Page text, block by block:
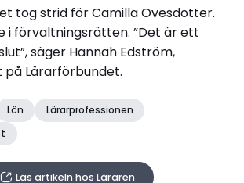
tog strid för Camilla Ovesdotter.
i förvaltningsrätten. ”Det är ett
säger Hannah Edström,
på Lärarförbundet.
Lön
Lärarprofessionen
Läs artikeln hos Läraren